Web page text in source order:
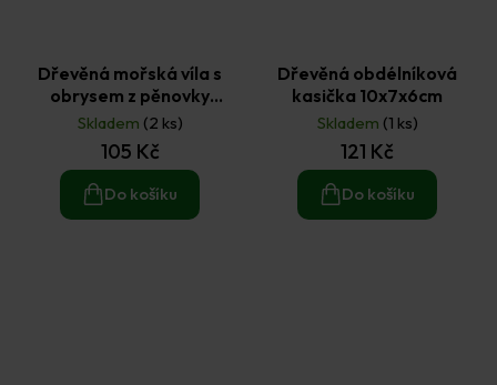
Dřevěná mořská víla s
obrysem z pěnovky
17,5x17,5cm
Skladem (2 ks)
105 Kč
Do košíku
Dřevěná obdélníková
kasička 10x7x6cm
Skladem (1 ks)
121 Kč
Do košíku